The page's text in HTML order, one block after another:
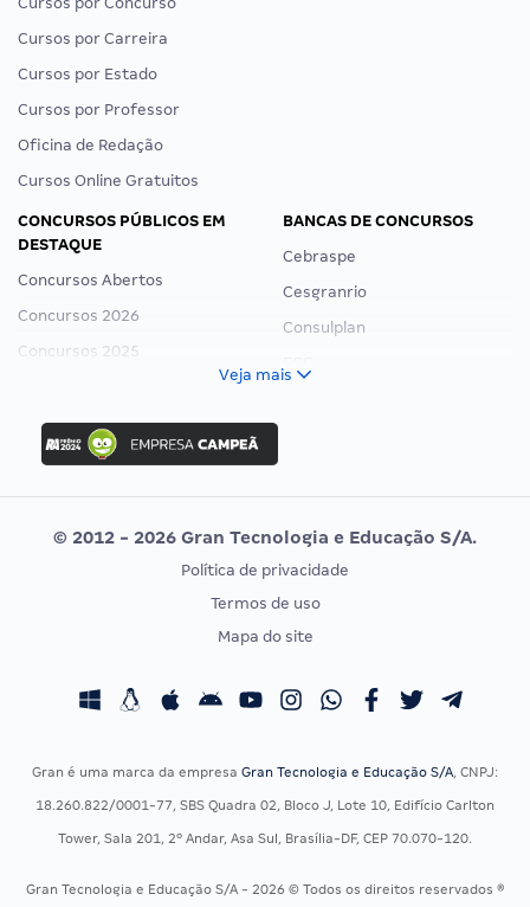
Cursos por Carreira
Cursos por Estado
Cursos por Professor
Oficina de Redação
Cursos Online Gratuitos
CONCURSOS PÚBLICOS EM
DESTAQUE
Concursos Abertos
Concursos 2026
Concursos 2025
Concurso Ibama
Concurso MPU
Editais publicados
BANCAS DE CONCURSOS
Cebraspe
Cesgranrio
Consulplan
Vunesp
CONCURSOS POR PROFISSÃO
Concursos Fiscais
Concursos Saúde
Residência Multiprofissional
EXAME DE ORDEM
Calendário OAB
Veja mais
© 2012 - 2026 Gran Tecnologia e Educação S/A.
Política de privacidade
Termos de uso
Mapa do site
Gran é uma marca da empresa Gran Tecnologia e Educação S/A, CNPJ:
18.260.822/0001-77, SBS Quadra 02, Bloco J, Lote 10, Edifício Carlton
Tower, Sala 201, 2º Andar, Asa Sul, Brasília-DF, CEP 70.070-120.
Gran Tecnologia e Educação S/A - 2026 © Todos os direitos reservados ®